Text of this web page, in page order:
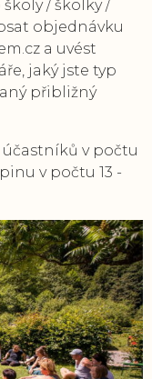
/ školky /
objednávku
a uvést
jaký jste typ
přibližný
v počtu
v počtu 13 -